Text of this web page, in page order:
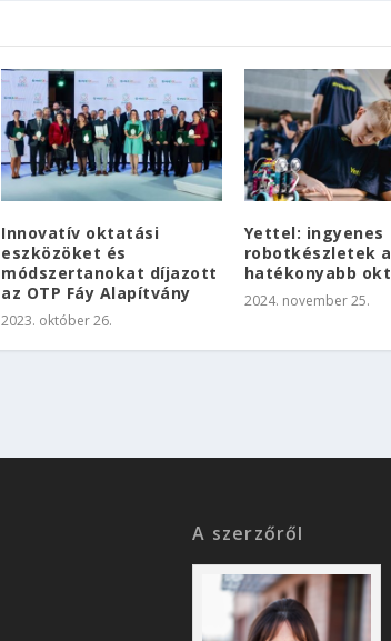
Innovatív oktatási
eszközöket és
módszertanokat díjazott
az OTP Fáy Alapítvány
2023. október 26.
Yettel: ingyenes
robotkészletek a
hatékonyabb
2024. november 25.
A szerzőről